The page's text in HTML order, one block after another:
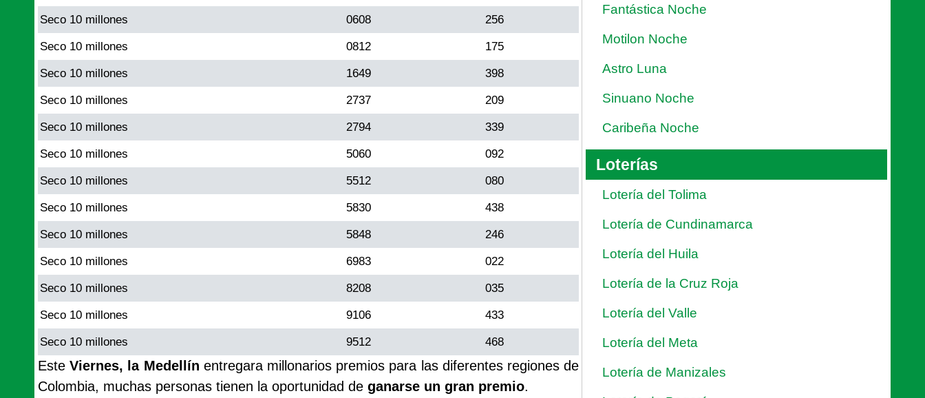
Seco 10 millones 0608 256
Seco 10 millones 0812 175
Seco 10 millones 1649 398
Seco 10 millones 2737 209
Seco 10 millones 2794 339
Seco 10 millones 5060 092
Seco 10 millones 5512 080
Seco 10 millones 5830 438
Seco 10 millones 5848 246
Seco 10 millones 6983 022
Seco 10 millones 8208 035
Seco 10 millones 9106 433
Seco 10 millones 9512 468
EsteViernes, la Medellín entregara millonarios premios para las diferentes regiones de
Colombia, muchas personas tienen la oportunidad de ganarse un gran premio.
Fantástica Noche
Motilon Noche
Astro Luna
Sinuano Noche
Caribeña Noche
Loterías
Lotería del Tolima
Lotería de Cundinamarca
Lotería del Huila
Lotería de la Cruz Roja
Lotería del Valle
Lotería del Meta
Lotería de Manizales